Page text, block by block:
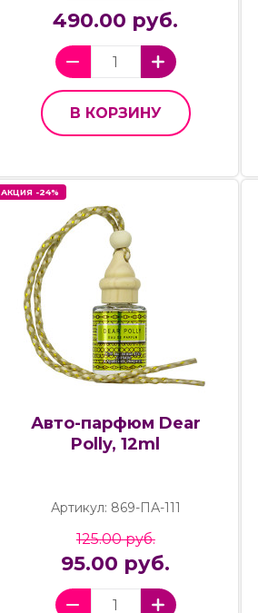
490.00 руб.
В КОРЗИНУ
АКЦИЯ -24%
Авто-парфюм Dear
Polly, 12ml
Артикул: 869-ПА-111
125.00 руб.
95.00 руб.